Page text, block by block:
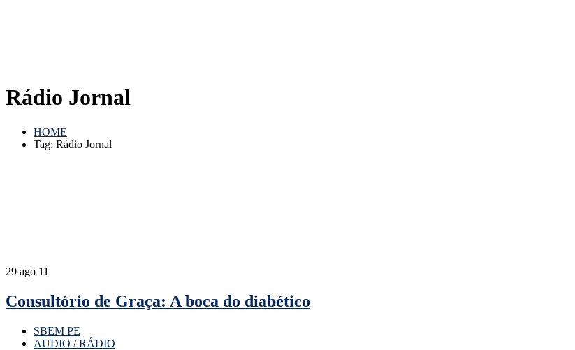
Rádio Jornal
HOME
Tag: Rádio Jornal
29 ago 11
Consultório de Graça: A boca do diabético
SBEM PE
AUDIO / RÁDIO